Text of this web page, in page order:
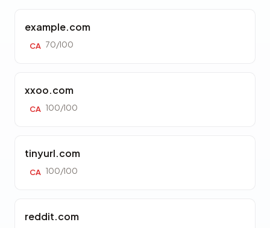
example.com
CA 70/100
xxoo.com
CA 100/100
tinyurl.com
CA 100/100
reddit.com